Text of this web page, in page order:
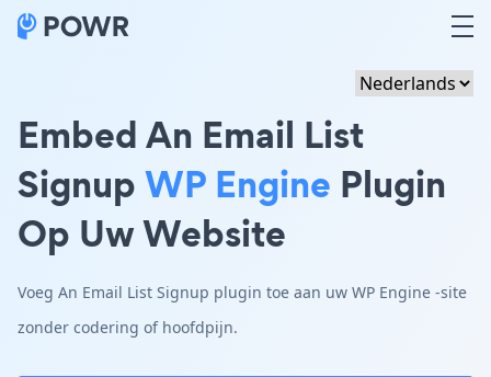
Embed An Email List
SignupWP Engine Plugin
Op Uw Website
Voeg An Email List Signup plugin toe aan uw WP Engine -site
zonder codering of hoofdpijn.